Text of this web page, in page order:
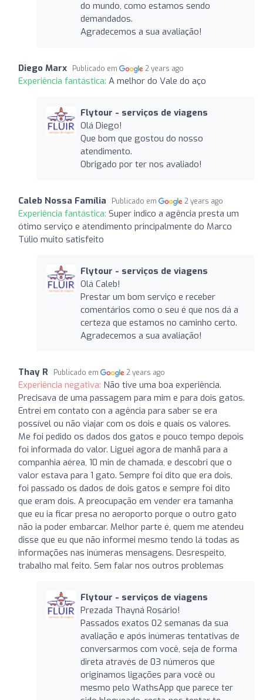
do mundo, como estamos sendo
demandados.
Agradecemos a sua avaliação!
Diego Marx Publicado em 2 years ago
Experiência fantástica: A melhor do Vale do aço
Flytour - serviços de viagens
Olá Diego!
Que bom que gostou do nosso
atendimento.
Obrigado por ter nos avaliado!
Caleb Nossa Família Publicado em 2 years ago
Experiência fantástica: Super indico a agência presta um
ótimo serviço e atendimento principalmente do Marco
Túlio muito satisfeito
Flytour - serviços de viagens
Olá Caleb!
Prestar um bom serviço e receber
comentários como o seu é que nos dá a
certeza que estamos no caminho certo.
Agradecemos a sua avaliação!
Thay R Publicado em 2 years ago
Experiência negativa: Não tive uma boa experiência.
Precisava de uma passagem para mim e para dois gatos.
Entrei em contato con a agência para saber se era
possível ou não viajar com os dois e quais os valores.
Me foi pedido os dados dos gatos e pouco tempo depois
foi informada do valor. Liguei agora de manhã para a
companhia aérea, 10 min de chamada, e descobri que o
valor estava para 1 gato. Sempre foi dito que era dois,
foi passado os dados de dois gatos e sempre foi dito
que eram dois. A preocupação em vender era tamanha
que eu ia ficar presa no aeroporto porque o outro gato
não ia poder embarcar. Melhor parte é, quem me atendeu
disse que eu que não informei mesmo tendo lá todas as
informações nas inúmeras mensagens. Desrespeito,
trabalho mal feito. Sem falar nos outros problemas
Flytour - serviços de viagens
Prezada Thayná Rosário!
Passados exatos 02 semanas da sua
avaliação e após inúmeras tentativas de
conversarmos com você, seja de forma
direta através de 03 números que
originamos ligações para você ou
mesmo pelo WathsApp que parece ter